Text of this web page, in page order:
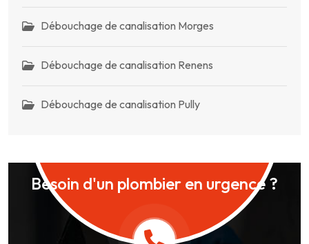
Débouchage de canalisation Morges
Débouchage de canalisation Renens
Débouchage de canalisation Pully
Besoin d'un plombier en urgence ?